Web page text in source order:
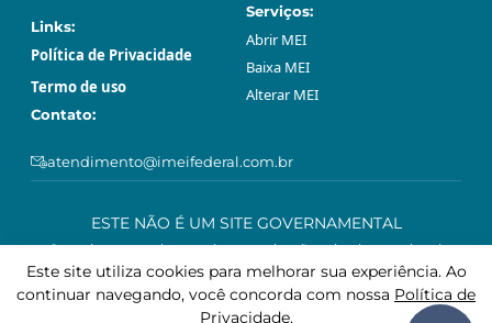
Links:
Política de Privacidade
Termo de uso
Serviços:
Abrir МЕI
Baixa МЕI
Alterar МЕI
Contato:
atendimento@imeifederal.com.br
ESTE NÃO É UM SITE GOVERNAMENTAL
O serviço prestado através neste site são privado e opcional.
Podem ser feitos gratuitamente sem o acompanhamento profissional
deste site, através da plataforma governamental gov.br.
Este site utiliza cookies para melhorar sua experiência. Ao
continuar navegando, você concorda com nossa Política de
Privacidade.